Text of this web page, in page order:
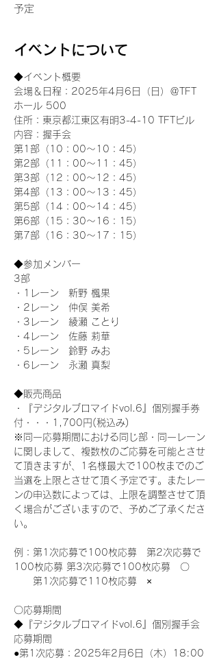
予定
イベントについて
◆イベント概要
会場＆日程：2025年4月6日（日）＠TFT
ホール 500
住所：東京都江東区有明3-4-10 TFTビル
内容：握手会
第1部（10：00～10：45）
第2部（11：00～11：45）
第3部（12：00～12：45）
第4部（13：00～13：45）
第5部（14：00～14：45）
第6部（15：30～16：15）
第7部（16：30～17：15）
◆参加メンバー
3部
・1レーン　新野 楓果
・2レーン　仲俣 美希
・3レーン　綾瀬 ことり
・4レーン　佐藤 莉華
・5レーン　鈴野 みお
・6レーン　永瀬 真梨
◆販売商品
・『デジタルブロマイドvol.6』個別握手券
付・・・1,700円(税込み)
※同一応募期間における同じ部・同一レーン
に関しまして、複数枚のご応募を可能とさせ
て頂きますが、1名様最大で100枚までのご
当選を上限とさせて頂く予定です。またレー
ンの申込数によっては、上限を調整させて頂
く場合がございますので、予めご了承くださ
い。
例：第1次応募で100枚応募　第2次応募で
100枚応募 第3次応募で100枚応募　〇
第1次応募で110枚応募　×
〇応募期間
◆『デジタルブロマイドvol.6』個別握手会
応募期間
●第1次応募：2025年2月6日（木）18:00